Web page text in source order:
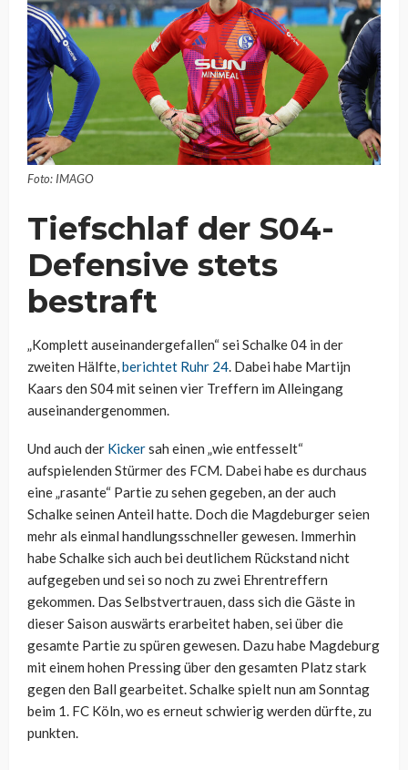
Foto: IMAGO
Tiefschlaf der S04-
Defensive stets
bestraft
„Komplett auseinandergefallen“ sei Schalke 04 in der
zweiten Hälfte,berichtet Ruhr 24. Dabei habe Martijn
Kaars den S04 mit seinen vier Treffern im Alleingang
auseinandergenommen.
Und auch der Kickersah einen „wie entfesselt“
aufspielenden Stürmer des FCM. Dabei habe es durchaus
eine „rasante“ Partie zu sehen gegeben, an der auch
Schalke seinen Anteil hatte. Doch die Magdeburger seien
mehr als einmal handlungsschneller gewesen. Immerhin
habe Schalke sich auch bei deutlichem Rückstand nicht
aufgegeben und sei so noch zu zwei Ehrentreffern
gekommen. Das Selbstvertrauen, dass sich die Gäste in
dieser Saison auswärts erarbeitet haben, sei über die
gesamte Partie zu spüren gewesen. Dazu habe Magdeburg
mit einem hohen Pressing über den gesamten Platz stark
gegen den Ball gearbeitet. Schalke spielt nun am Sonntag
beim 1. FC Köln, wo es erneut schwierig werden dürfte, zu
punkten.